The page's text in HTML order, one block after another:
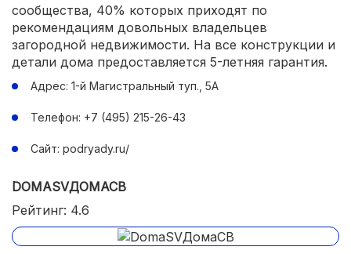
сообщества, 40% которых приходят по
рекомендациям довольных владельцев
загородной недвижимости. На все конструкции и
детали дома предоставляется 5-летняя гарантия.
Адрес: 1-й Магистральный туп., 5А
Телефон: +7 (495) 215-26-43
Сайт: podryady.ru/
DOMASVДОМАСВ
Рейтинг: 4.6